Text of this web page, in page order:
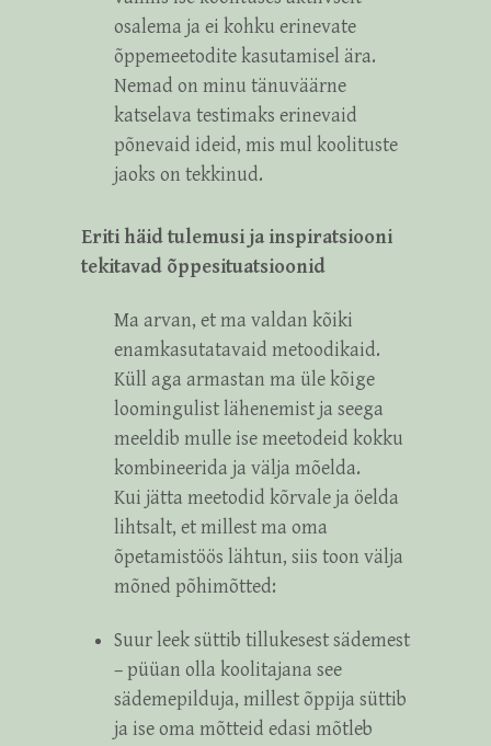
osalema ja ei kohku erinevate
õppemeetodite kasutamisel ära.
Nemad on minu tänuväärne
katselava testimaks erinevaid
põnevaid ideid, mis mul koolituste
jaoks on tekkinud.
Eriti häid tulemusi ja inspiratsiooni
tekitavad õppesituatsioonid
Ma arvan, et ma valdan kõiki
enamkasutatavaid metoodikaid.
Küll aga armastan ma üle kõige
loomingulist lähenemist ja seega
meeldib mulle ise meetodeid kokku
kombineerida ja välja mõelda.
Kui jätta meetodid kõrvale ja öelda
lihtsalt, et millest ma oma
õpetamistöös lähtun, siis toon välja
mõned põhimõtted:
Suur leek süttib tillukesest sädemest
– püüan olla koolitajana see
sädemepilduja, millest õppija süttib
ja ise oma mõtteid edasi mõtleb